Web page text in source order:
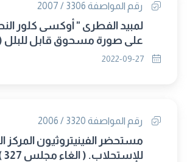
رقم المواصفة 3306 / 2007
لمبيد الفطرى " أوكسى كلور
على صورة مسحوق قابل للبلل
327 )
رقم المواصفة 3320 / 2006
مستحضر الفينيتروثيون المركز
للإستحلاب. ( الغاء مجلس 327 )